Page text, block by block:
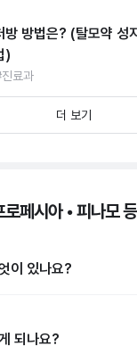
방 방법은? (탈모약 성
)
료과
더 보기
페시아 • 피나모
이 있나요?
되나요?